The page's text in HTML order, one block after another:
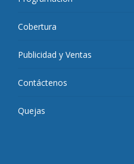
Cobertura
Publicidad y Ventas
Contáctenos
Quejas